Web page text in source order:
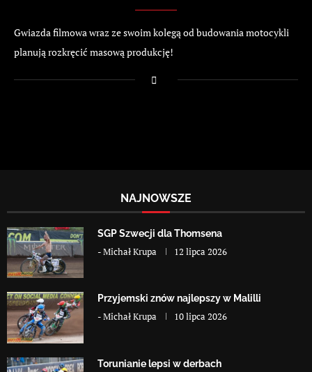
Gwiazda filmowa wraz ze swoim kolegą od budowania motocykli
planują rozkręcić masową produkcję!
NAJNOWSZE
SGP Szwecji dla Thomsena
-Michał Krupa 12 lipca 2026
Przyjemski znów najlepszy w Malilli
-Michał Krupa 10 lipca 2026
Torunianie lepsi w derbach